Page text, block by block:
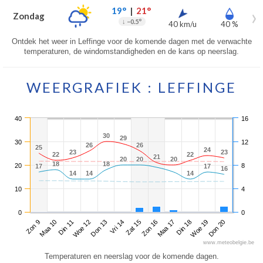
Zondag 19°| 21°
↓ −0.5° 40 km/u 40 %
Ontdek het weer in Leffinge voor de komende dagen met de verwachte
temperaturen, de windomstandigheden en de kans op neerslag.
WEERGRAFIEK : LEFFINGE
25
25
22
22 23
23
26
26
30
30 29
29
26
26
21
21 20
20
22
22
24
24 23
23
17
17 18
18
14
14 14
14
18
18
20
20 20
20
14
14
17
17 16
16
Zon 9Maa 10Din 11Woe 12Don 13Vri 14Zat 15Zon 16Maa 17Din 18Woe 19Don 20
0
10
20
30
40
0
4
8
12
16
www.meteobelgie.be
Temperaturen en neerslag voor de komende dagen.